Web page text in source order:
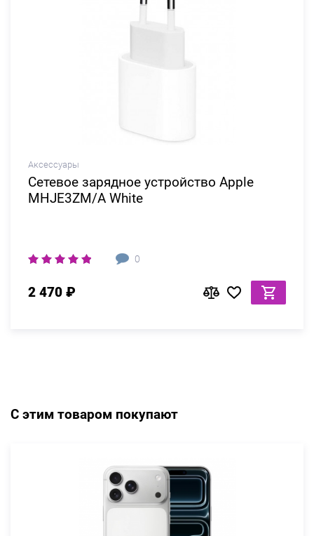
Аксессуары
Сетевое зарядное устройство Apple
MHJE3ZM/A White
0
2 470 ₽
С этим товаром покупают